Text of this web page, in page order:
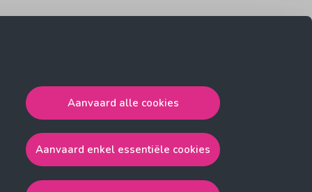
Aanvaard alle cookies
Aanvaard enkel essentiële cookies